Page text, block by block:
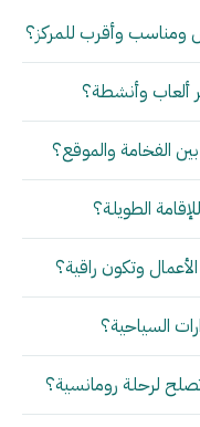
وأقرب للمركز؟
ألعاب وأنشطة؟
الفخامة والموقع؟
الطويلة؟
وتكون راقية؟
السياحية؟
لرحلة رومانسية؟